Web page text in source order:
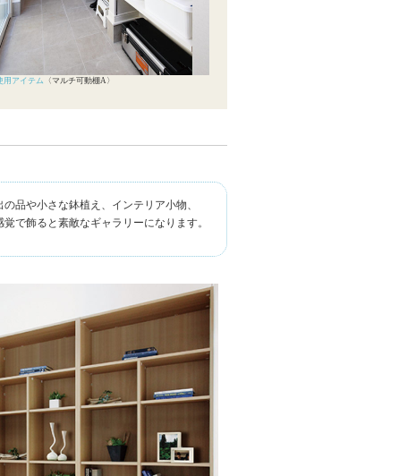
用アイテム 〈マルチ可動棚A〉
品や小さな鉢植え、インテリア小物、
で飾ると素敵なギャラリーになります。